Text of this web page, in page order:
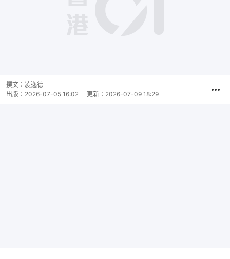
撰文： 凌逸德
出版： 2026-07-05 16:02 更新： 2026-07-09 18:29